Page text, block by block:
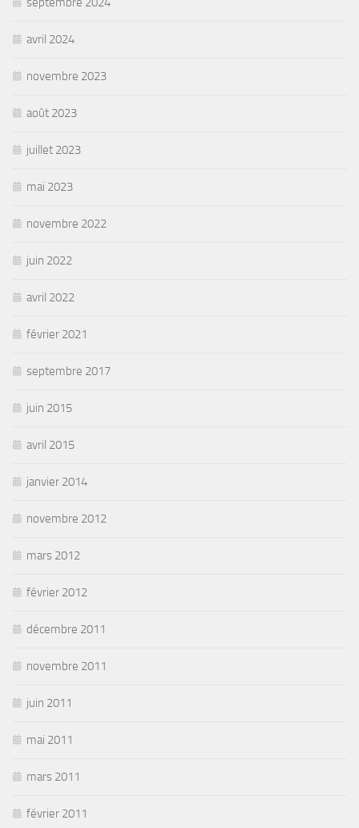
avril 2024
novembre 2023
août 2023
juillet 2023
mai 2023
novembre 2022
juin 2022
avril 2022
février 2021
septembre 2017
juin 2015
avril 2015
janvier 2014
novembre 2012
mars 2012
février 2012
décembre 2011
novembre 2011
juin 2011
mai 2011
mars 2011
février 2011